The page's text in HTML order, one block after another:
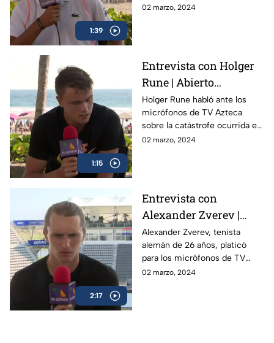
1:39
con TV Azteca previo al
02 marzo, 2024
1:15
Entrevista con Holger
Rune | Abierto
Mexicano de Tenis
Holger Rune habló ante los
micrófonos de TV Azteca
sobre la catástrofe ocurrida en
Acapulco y como el Abierto
02 marzo, 2024
2:17
Entrevista con
Alexander Zverev |
Abierto Mexicano de
Tenis
Alexander Zverev, tenista
alemán de 26 años, platicó
para los micrófonos de TV
Azteca Deportes durante su
02 marzo, 2024